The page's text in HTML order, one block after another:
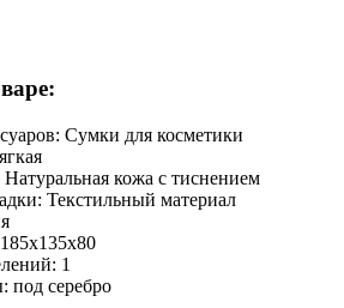
Сумки для косметики
Натуральная кожа с тиснением
Текстильный материал
185х135х80
1
под серебро